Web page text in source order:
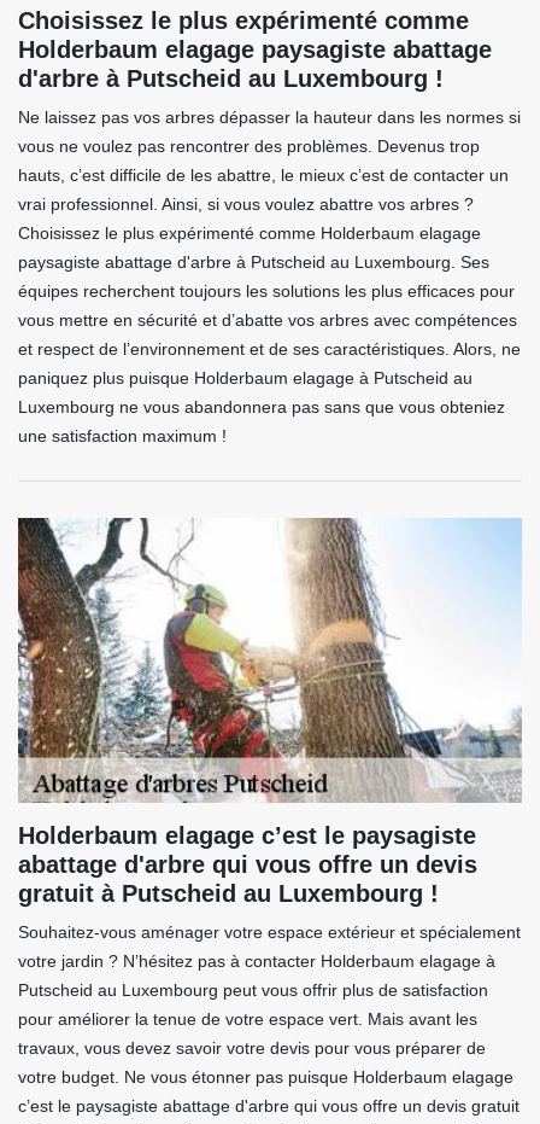
Choisissez le plus expérimenté comme
Holderbaum elagage paysagiste abattage
d'arbre à Putscheid au Luxembourg !
Ne laissez pas vos arbres dépasser la hauteur dans les normes si
vous ne voulez pas rencontrer des problèmes. Devenus trop
hauts, c’est difficile de les abattre, le mieux c’est de contacter un
vrai professionnel. Ainsi, si vous voulez abattre vos arbres ?
Choisissez le plus expérimenté comme Holderbaum elagage
paysagiste abattage d'arbre à Putscheid au Luxembourg. Ses
équipes recherchent toujours les solutions les plus efficaces pour
vous mettre en sécurité et d’abatte vos arbres avec compétences
et respect de l’environnement et de ses caractéristiques. Alors, ne
paniquez plus puisque Holderbaum elagage à Putscheid au
Luxembourg ne vous abandonnera pas sans que vous obteniez
une satisfaction maximum !
Holderbaum elagage c’est le paysagiste
abattage d'arbre qui vous offre un devis
gratuit à Putscheid au Luxembourg !
Souhaitez-vous aménager votre espace extérieur et spécialement
votre jardin ? N’hésitez pas à contacter Holderbaum elagage à
Putscheid au Luxembourg peut vous offrir plus de satisfaction
pour améliorer la tenue de votre espace vert. Mais avant les
travaux, vous devez savoir votre devis pour vous préparer de
votre budget. Ne vous étonner pas puisque Holderbaum elagage
c’est le paysagiste abattage d'arbre qui vous offre un devis gratuit